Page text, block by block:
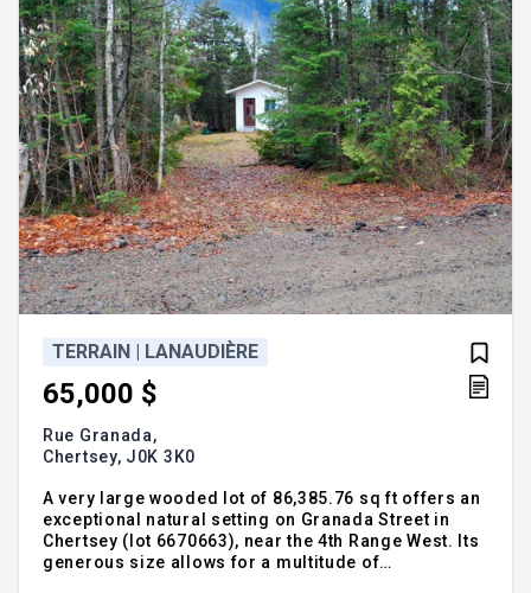
TERRAIN | LANAUDIÈRE
65,000 $
Rue Granada,
Chertsey, J0K 3K0
A very large wooded lot of 86,385.76 sq ft offers an
exceptional natural setting on Granada Street in
Chertsey (lot 6670663), near the 4th Range West. Its
generous size allows for a multitude of